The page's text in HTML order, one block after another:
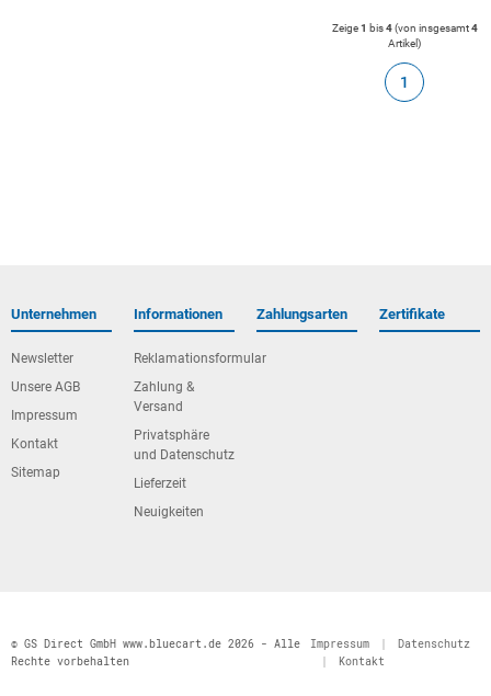
Zeige1 bis4(von insgesamt4
Artikel)
1
Unternehmen
Newsletter
Unsere AGB
Impressum
Kontakt
Sitemap
Informationen
Reklamationsformular
Zahlung &
Versand
Privatsphäre
und Datenschutz
Lieferzeit
Neuigkeiten
Zahlungsarten Zertifikate
© GS Direct GmbH www.bluecart.de 2026 - Alle
Rechte vorbehalten
Impressum |
Datenschutz
|
Kontakt